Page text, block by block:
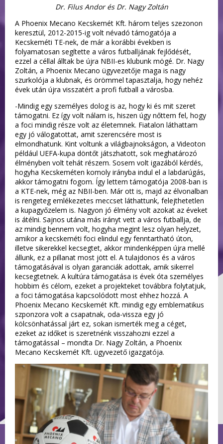
Dr. Filus Andor és Dr. Nagy Zoltán
A Phoenix Mecano Kecskemét Kft. három teljes szezonon
keresztül, 2012-2015-ig volt névadó támogatója a
Kecskeméti TE-nek, de már a korábbi években is
folyamatosan segítette a város futballjának fejlődését,
ezzel a céllal álltak be újra NBII-es klubunk mögé. Dr. Nagy
Zoltán, a Phoenix Mecano ügyvezetője maga is nagy
szurkolója a klubnak, és örömmel tapasztalja, hogy nehéz
évek után újra visszatért a profi futball a városba.
-Mindig egy személyes dolog is az, hogy ki és mit szeret
támogatni. Ez így volt nálam is, hiszen úgy nőttem fel, hogy
a foci mindig része volt az életemnek. Fiatalon láthattam
egy jó válogatottat, amit szerencsére most is
elmondhatunk. Kint voltunk a világbajnokságon, a Videoton
például UEFA-kupa döntőt játszhatott, sok meghatározó
élményben volt tehát részem. Sosem volt igazából kérdés,
hogyha Kecskeméten komoly irányba indul el a labdarúgás,
akkor támogatni fogom. Így lettem támogatója 2008-ban is
a KTE-nek, még az NBII-ben. Már ott is, majd az élvonalban
is rengeteg emlékezetes meccset láthattunk, felejthetetlen
a kupagyőzelem is. Nagyon jó élmény volt azokat az éveket
is átélni. Sajnos utána más irányt vett a város futballja, de
az mindig bennem volt, hogyha megint lesz olyan helyzet,
amikor a kecskeméti foci elindul egy fenntartható úton,
illetve sikerekkel kecsegtet, akkor mindenképpen újra mellé
állunk, ez a pillanat most jött el. A tulajdonos és a város
támogatásával is olyan garanciák adottak, amik sikerrel
kecsegtetnek. A kultúra támogatása is évek óta személyes
hobbim és célom, ezeket a projekteket továbbra folytatjuk,
a foci támogatása kapcsolódott most ehhez hozzá. A
Phoenix Mecano Kecskemét Kft. mindig egy emblematikus
szponzora volt a csapatnak, oda-vissza egy jó
kölcsönhatással járt ez, sokan ismerték meg a céget,
ezeket az időket is szeretnénk visszahozni ezzel a
támogatással – mondta Dr. Nagy Zoltán, a Phoenix
Mecano Kecskemét Kft. ügyvezető igazgatója.